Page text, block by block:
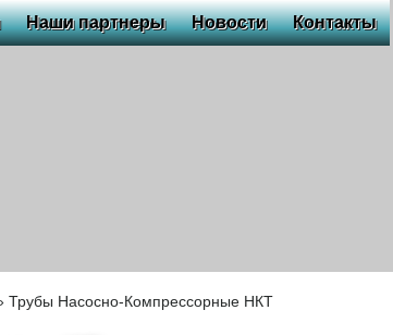
Наши партнеры Новости Контакты
Трубы Насосно-Компрессорные НКТ